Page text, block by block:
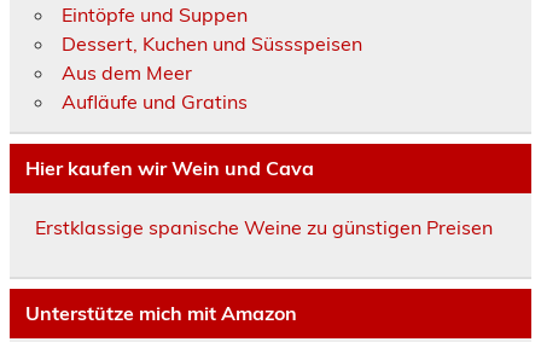
Eintöpfe und Suppen
Dessert, Kuchen und Süssspeisen
Aus dem Meer
Aufläufe und Gratins
Hier kaufen wir Wein und Cava
Erstklassige spanische Weine zu günstigen Preisen
Unterstütze mich mit Amazon